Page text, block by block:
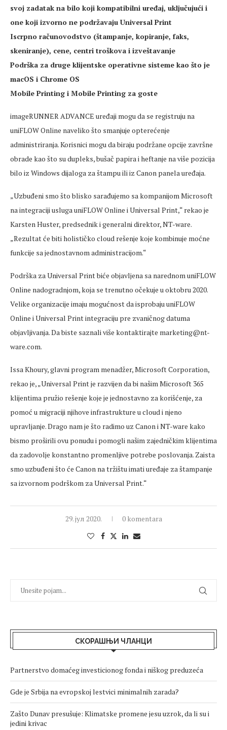
svoj zadatak na bilo koji kompatibilni uređaj, uključujući i
one koji izvorno ne podržavaju Universal Print
Iscrpno računovodstvo (štampanje, kopiranje, faks,
skeniranje), cene, centri troškova i izveštavanje
Podrška za druge klijentske operativne sisteme kao što je
macOS i Chrome OS
Mobile Printing i Mobile Printing za goste
imageRUNNER ADVANCE uređaji mogu da se registruju na
uniFLOW Online naveliko što smanjuje opterećenje
administriranja. Korisnici mogu da biraju podržane opcije završne
obrade kao što su dupleks, bušač papira i heftanje na više pozicija
bilo iz Windows dijaloga za štampu ili iz Canon panela uređaja.
„Uzbuđeni smo što blisko sarađujemo sa kompanijom Microsoft
na integraciji usluga uniFLOW Online i Universal Print,“ rekao je
Karsten Huster, predsednik i generalni direktor, NT-ware.
„Rezultat će biti holističko cloud rešenje koje kombinuje moćne
funkcije sa jednostavnom administracijom.“
Podrška za Universal Print biće objavljena sa narednom uniFLOW
Online nadogradnjom, koja se trenutno očekuje u oktobru 2020.
Velike organizacije imaju mogućnost da isprobaju uniFLOW
Online i Universal Print integraciju pre zvaničnog datuma
objavljivanja. Da biste saznali više kontaktirajte marketing@nt-
ware.com.
Issa Khoury, glavni program menadžer, Microsoft Corporation,
rekao je, „Universal Print je razvijen da bi našim Microsoft 365
klijentima pružio rešenje koje je jednostavno za korišćenje, za
pomoć u migraciji njihove infrastrukture u cloud i njeno
upravljanje. Drago nam je što radimo uz Canon i NT-ware kako
bismo proširili ovu ponudu i pomogli našim zajedničkim klijentima
da zadovolje konstantno promenljive potrebe poslovanja. Zaista
smo uzbuđeni što će Canon na tržištu imati uređaje za štampanje
sa izvornom podrškom za Universal Print.“
29. јул 2020. 0 komentara
СКОРАШЊИ ЧЛАНЦИ
Partnerstvo domaćeg investicionog fonda i niškog preduzeća
Gde je Srbija na evropskoj lestvici minimalnih zarada?
Zašto Dunav presušuje: Klimatske promene jesu uzrok, da li su i
jedini krivac